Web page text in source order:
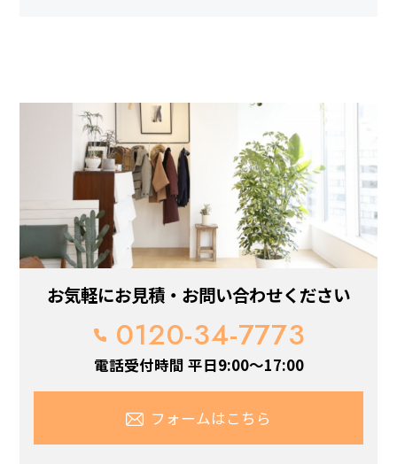
お気軽にお見積・お問い合わせください
0120-34-7773
電話受付時間 平日9:00～17:00
フォームはこちら